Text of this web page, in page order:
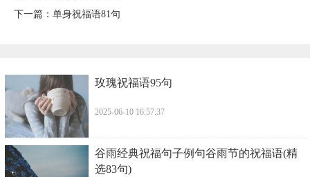
下一篇： ​单身祝福语81句
​玫瑰祝福语95句
2025-06-10 16:57:37
​谷雨经典祝福句子例句谷雨节的祝福语(精
选83句)